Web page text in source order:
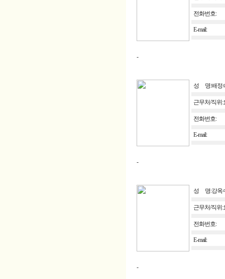
전화번호:
E-mail:
-
성 명:배정
근무처/직위
전화번호:
E-mail:
-
성 명:강옥
근무처/직위
전화번호:
E-mail:
-